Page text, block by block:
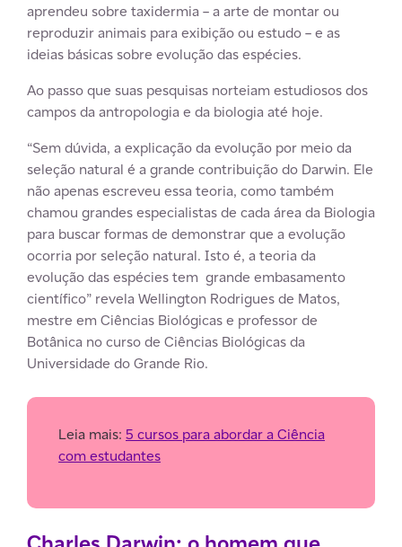
aprendeu sobre taxidermia – a arte de montar ou
reproduzir animais para exibição ou estudo – e as
ideias básicas sobre evolução das espécies.
Ao passo que suas pesquisas norteiam estudiosos dos
campos da antropologia e da biologia até hoje.
“Sem dúvida, a explicação da evolução por meio da
seleção natural é a grande contribuição do Darwin. Ele
não apenas escreveu essa teoria, como também
chamou grandes especialistas de cada área da Biologia
para buscar formas de demonstrar que a evolução
ocorria por seleção natural. Isto é, a teoria da
evolução das espécies tem grande embasamento
científico” revela Wellington Rodrigues de Matos,
mestre em Ciências Biológicas e professor de
Botânica no curso de Ciências Biológicas da
Universidade do Grande Rio.
Leia mais: 5 cursos para abordar a Ciência
com estudantes